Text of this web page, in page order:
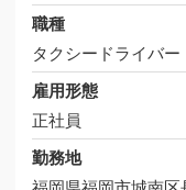
職種
タクシードライバー
雇用形態
正社員
勤務地